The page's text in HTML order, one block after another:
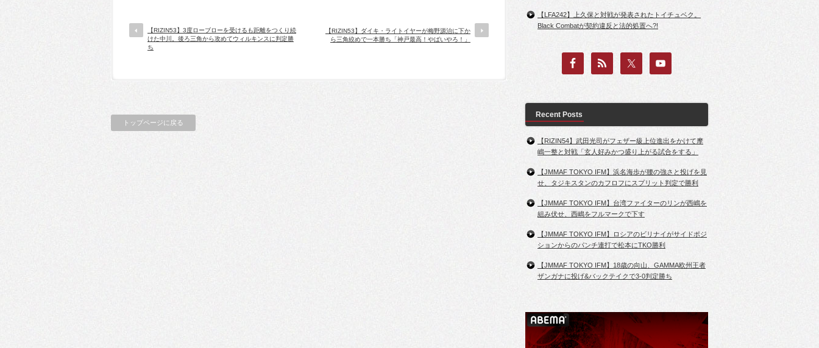
【RIZIN53】3度ローブローを受けるも距離をつくり続
けた中川。後ろ三角から攻めてウィルキンスに判定勝
ち
【RIZIN53】ダイキ・ライトイヤーが梅野源治に下か
ら三角絞めで一本勝ち「神戸最高！やばいやろ！」
トップページに戻る
【LFA242】上久保と対戦が発表されたトイチュベク。
Black Combatが契約違反と法的処置へ?!
Recent Posts
【RIZIN54】武田光司がフェザー級上位進出をかけて摩
嶋一整と対戦「玄人好みかつ盛り上がる試合をする」
【JMMAF TOKYO IFM】浜名海歩が腰の強さと投げを見
せ、タジキスタンのカフロフにスプリット判定で勝利
【JMMAF TOKYO IFM】台湾ファイターのリンが西嶋を
組み伏せ、西嶋をフルマークで下す
【JMMAF TOKYO IFM】ロシアのビリナイがサイドポジ
ションからのパンチ連打で松本にTKO勝利
【JMMAF TOKYO IFM】18歳の向山、GAMMA欧州王者
ザンガナに投げ&バックテイクで3-0判定勝ち